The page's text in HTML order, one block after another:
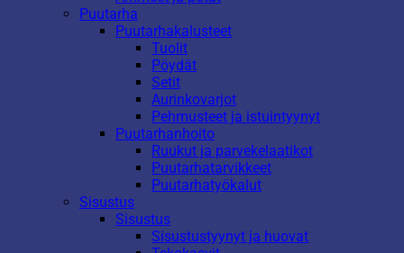
Puutarha
Puutarhakalusteet
Tuolit
Pöydät
Setit
Aurinkovarjot
Pehmusteet ja istuintyynyt
Puutarhanhoito
Ruukut ja parvekelaatikot
Puutarhatarvikkeet
Puutarhatyökalut
Sisustus
Sisustus
Sisustustyynyt ja huovat